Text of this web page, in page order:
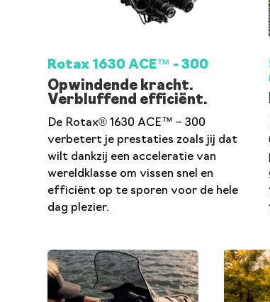
Rotax 1630 ACE™ - 300
Opwindende kracht.
Verbluffend efficiënt.
De Rotax® 1630 ACE™ – 300
verbetert je prestaties zoals jij dat
wilt dankzij een acceleratie van
wereldklasse om vissen snel en
efficiënt op te sporen voor de hele
dag plezier.